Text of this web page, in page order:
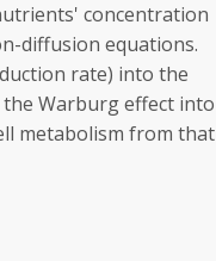
concentration
diffusion equations.
rate) into the
Warburg effect into
metabolism from that